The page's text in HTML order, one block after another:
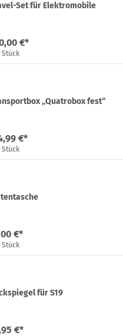
Set für Elektromobile
€*
Stück
„Quatrobox fest“
€*
Stück
€*
Stück
für S19
€*